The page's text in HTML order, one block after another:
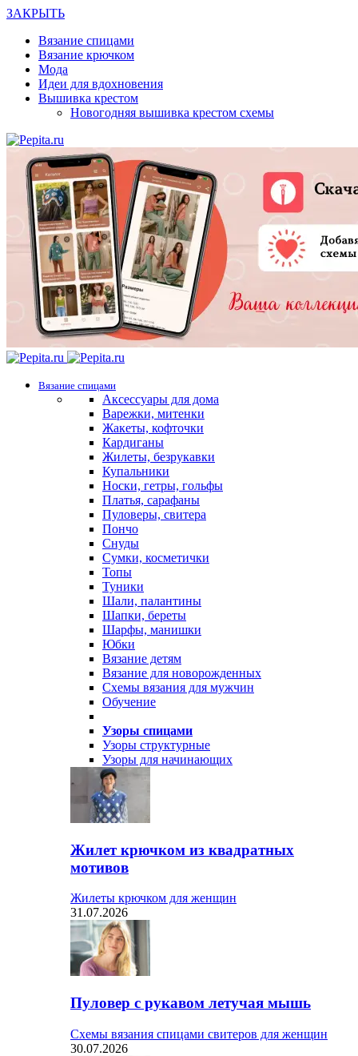
ЗАКРЫТЬ
Вязание спицами
Вязание крючком
Мода
Идеи для вдохновения
Вышивка крестом
Новогодняя вышивка крестом схемы
Вязание спицами
Аксессуары для дома
Варежки, митенки
Жакеты, кофточки
Кардиганы
Жилеты, безрукавки
Купальники
Носки, гетры, гольфы
Платья, сарафаны
Пуловеры, свитера
Пончо
Снуды
Сумки, косметички
Топы
Туники
Шали, палантины
Шапки, береты
Шарфы, манишки
Юбки
Вязание детям
Вязание для новорожденных
Схемы вязания для мужчин
Обучение
Узоры спицами
Узоры структурные
Узоры для начинающих
Жилет крючком из квадратных
мотивов
Жилеты крючком для женщин
31.07.2026
Пуловер с рукавом летучая мышь
Схемы вязания спицами свитеров для женщин
30.07.2026